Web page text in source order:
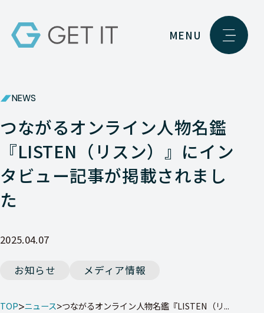
MENU
NEWS
つながるオンライン人物名鑑
『LISTEN（リスン）』にイン
タビュー記事が掲載されまし
た
2025.04.07
お知らせ メディア情報
TOP ニュース つながるオンライン人物名鑑『LISTEN（リ...